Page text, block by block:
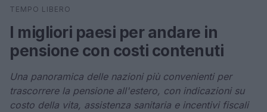
Cerca
TEMPO LIBERO
I migliori paesi per andare in
pensione con costi contenuti
Una panoramica delle nazioni più convenienti per
trascorrere la pensione all'estero, con indicazioni su
costo della vita, assistenza sanitaria e incentivi fiscali